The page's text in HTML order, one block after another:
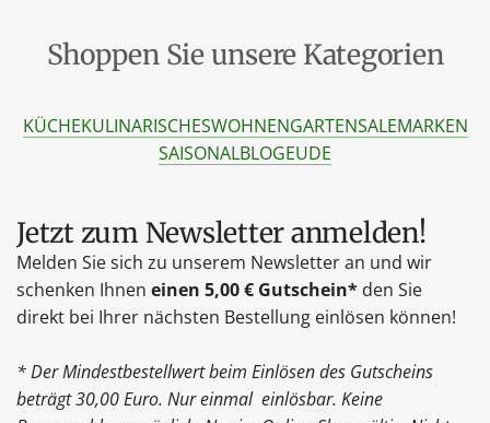
Shoppen Sie unsere Kategorien
KÜCHEKULINARISCHESWOHNENGARTENSALEMARKEN
SAISONALBLOGEUDE
Jetzt zum Newsletter anmelden!
Melden Sie sich zu unserem Newsletter an und wir
schenken Ihnen einen 5,00 € Gutschein* den Sie
direkt bei Ihrer nächsten Bestellung einlösen können!
* Der Mindestbestellwert beim Einlösen des Gutscheins
beträgt 30,00 Euro. Nur einmal einlösbar. Keine